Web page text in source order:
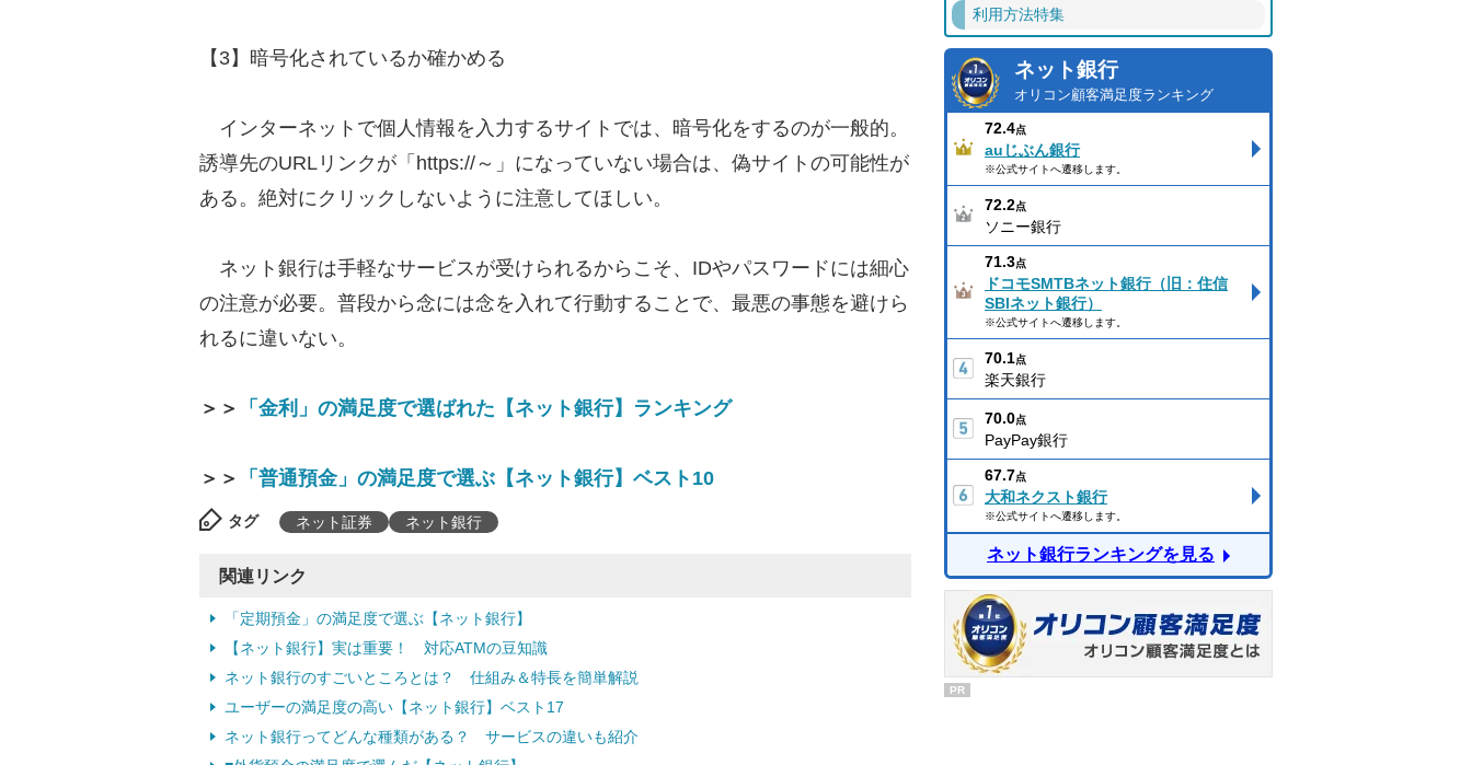
【3】暗号化されているか確かめる
インターネットで個人情報を入力するサイトでは、暗号化をするのが一般的。
誘導先のURLリンクが「https://～」になっていない場合は、偽サイトの可能性が
ある。絶対にクリックしないように注意してほしい。
ネット銀行は手軽なサービスが受けられるからこそ、IDやパスワードには細心
の注意が必要。普段から念には念を入れて行動することで、最悪の事態を避けら
れるに違いない。
＞＞ 「金利」の満足度で選ばれた【ネット銀行】ランキング
＞＞ 「普通預金」の満足度で選ぶ【ネット銀行】ベスト10
タグ ネット証券 ネット銀行
関連リンク
「定期預金」の満足度で選ぶ【ネット銀行】
【ネット銀行】実は重要！ 対応ATMの豆知識
ネット銀行のすごいところとは？ 仕組み＆特長を簡単解説
ユーザーの満足度の高い【ネット銀行】ベスト17
ネット銀行ってどんな種類がある？ サービスの違いも紹介
利用方法特集
ネット銀行
オリコン顧客満足度ランキング
72.4点
auじぶん銀行
※公式サイトへ遷移します。
72.2点
ソニー銀行
71.3点
ドコモSMTBネット銀行（旧：住信
SBIネット銀行）
※公式サイトへ遷移します。
70.1点
楽天銀行
70.0点
PayPay銀行
67.7点
大和ネクスト銀行
※公式サイトへ遷移します。
ネット銀行ランキングを見る
PR